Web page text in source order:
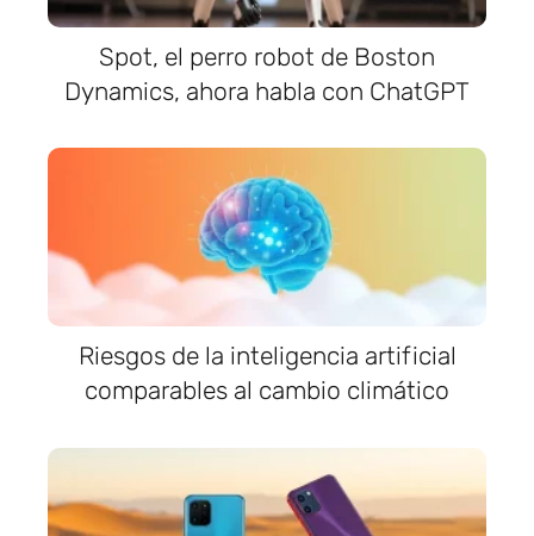
Spot, el perro robot de Boston
Dynamics, ahora habla con ChatGPT
Riesgos de la inteligencia artificial
comparables al cambio climático